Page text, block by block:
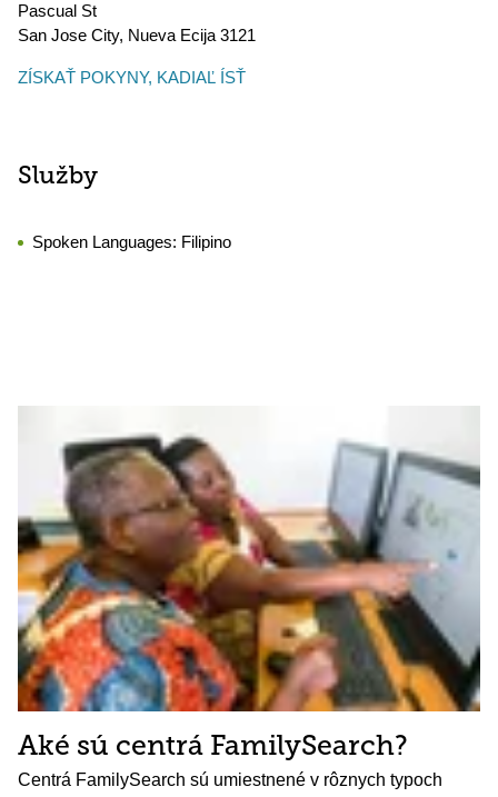
Pascual St
San Jose City, Nueva Ecija 3121
ZÍSKAŤ POKYNY, KADIAĽ ÍSŤ
Služby
Spoken Languages: Filipino
Aké sú centrá FamilySearch?
Centrá FamilySearch sú umiestnené v rôznych typoch